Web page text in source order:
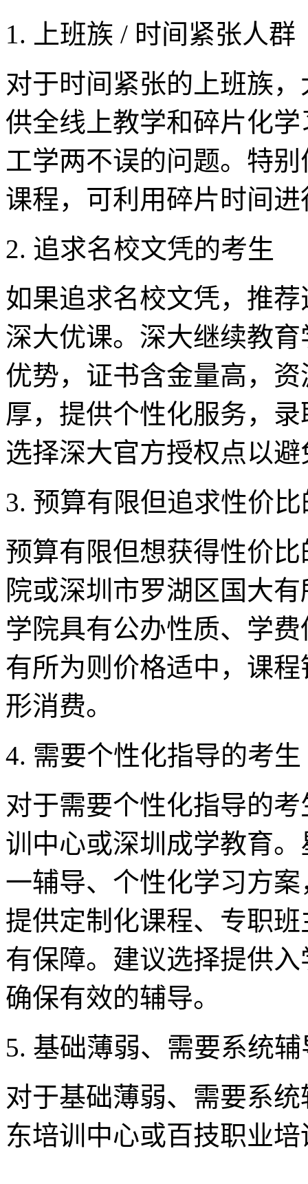
1. 上班族 / 时间紧张人群
对于时间紧张的上班族
供全线上教学和碎片化
工学两不误的问题。特
课程，可利用碎片时间
2. 追求名校文凭的考生
如果追求名校文凭，推
深大优课。深大继续教
优势，证书含金量高，
厚，提供个性化服务，
选择深大官方授权点以
3. 预算有限但追求性价
预算有限但想获得性价
院或深圳市罗湖区国大
学院具有公办性质、学
有所为则价格适中，课
形消费。
4. 需要个性化指导的考生
对于需要个性化指导的
训中心或深圳成学教育
一辅导、个性化学习方
提供定制化课程、专职
有保障。建议选择提供
确保有效的辅导。
5. 基础薄弱、需要系统
对于基础薄弱、需要系
东培训中心或百技职业